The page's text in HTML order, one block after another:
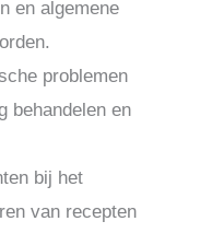
en algemene
problemen
behandelen en
bij het
van recepten